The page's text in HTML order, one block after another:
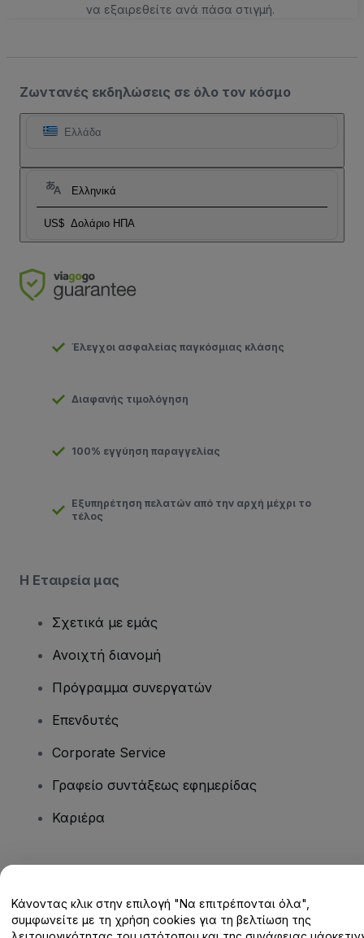
να εξαιρεθείτε ανά πάσα στιγμή.
Ζωντανές εκδηλώσεις σε όλο τον κόσμο
Ελλάδα
Ελληνικά
US$ Δολάριο ΗΠΑ
Έλεγχοι ασφαλείας παγκόσμιας κλάσης
Διαφανής τιμολόγηση
100% εγγύηση παραγγελίας
Εξυπηρέτηση πελατών από την αρχή μέχρι το
τέλος
Η Εταιρεία μας
Σχετικά με εμάς
Ανοιχτή διανομή
Πρόγραμμα συνεργατών
Επενδυτές
Corporate Service
Γραφείο συντάξεως εφημερίδας
Καριέρα
Κέντρο βοήθειας / Επικοινωνήστε μαζί μας
Κάνοντας κλικ στην επιλογή "Να επιτρέπονται όλα",
συμφωνείτε με τη χρήση cookies για τη βελτίωση της